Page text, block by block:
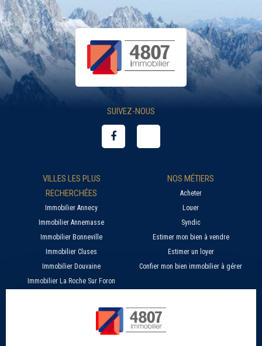
SUIVEZ-NOUS
VILLES LES PLUS
RECHERCHÉES
Immobilier Annecy
Immobilier Annemasse
Immobilier Bonneville
Immobilier Cluses
Immobilier Douvaine
Immobilier La Roche Sur Foron
NOS MÉTIERS
Acheter
Louer
Syndic
Estimer mon bien à vendre
Estimer un loyer
Confier mon bien immobilier à gérer
Nos agences 4807
SERVICES EN LIGNE
Estimer mon bien immobilier en ligne